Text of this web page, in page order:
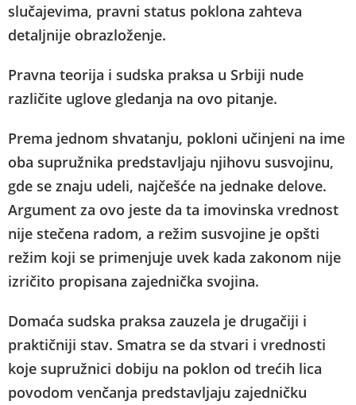
slučajevima, pravni status poklona zahteva
detaljnije obrazloženje.
Pravna teorija i sudska praksa u Srbiji nude
različite uglove gledanja na ovo pitanje.
Prema jednom shvatanju, pokloni učinjeni na ime
oba supružnika predstavljaju njihovu susvojinu,
gde se znaju udeli, najčešće na jednake delove.
Argument za ovo jeste da ta imovinska vrednost
nije stečena radom, a režim susvojine je opšti
režim koji se primenjuje uvek kada zakonom nije
izričito propisana zajednička svojina.
Domaća sudska praksa zauzela je drugačiji i
praktičniji stav. Smatra se da stvari i vrednosti
koje supružnici dobiju na poklon od trećih lica
povodom venčanja predstavljaju zajedničku